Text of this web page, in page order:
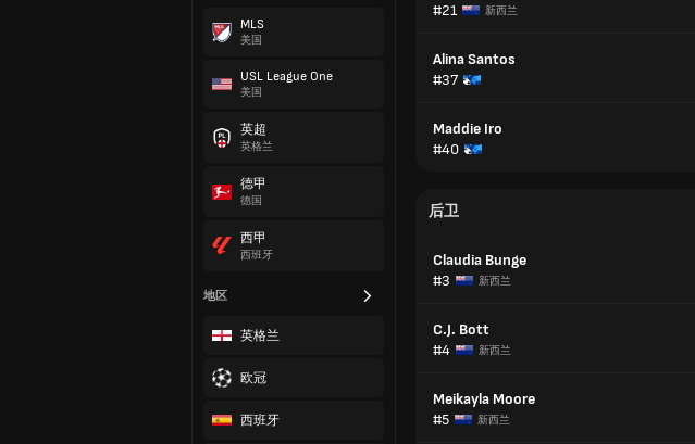
MLS
美国
USL League One
美国
英超
英格兰
德甲
德国
西甲
西班牙
地区
英格兰
欧冠
西班牙
#21
新西兰
Alina Santos
#37
Maddie Iro
#40
后卫
Claudia Bunge
#3
新西兰
C.J. Bott
#4
新西兰
Meikayla Moore
#5
新西兰